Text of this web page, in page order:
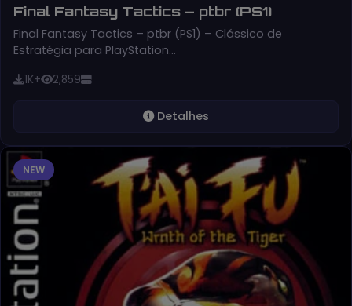
Final Fantasy Tactics – ptbr (PS1)
Final Fantasy Tactics – ptbr (PS1) – Clássico de
Estratégia para PlayStation…
1K+ 2,859
Detalhes
NEW